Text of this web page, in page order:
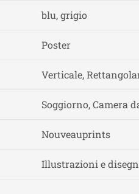
blu, grigio
Poster
Verticale,
Soggiorno, Camera
Nouveauprints
Illustrazioni e